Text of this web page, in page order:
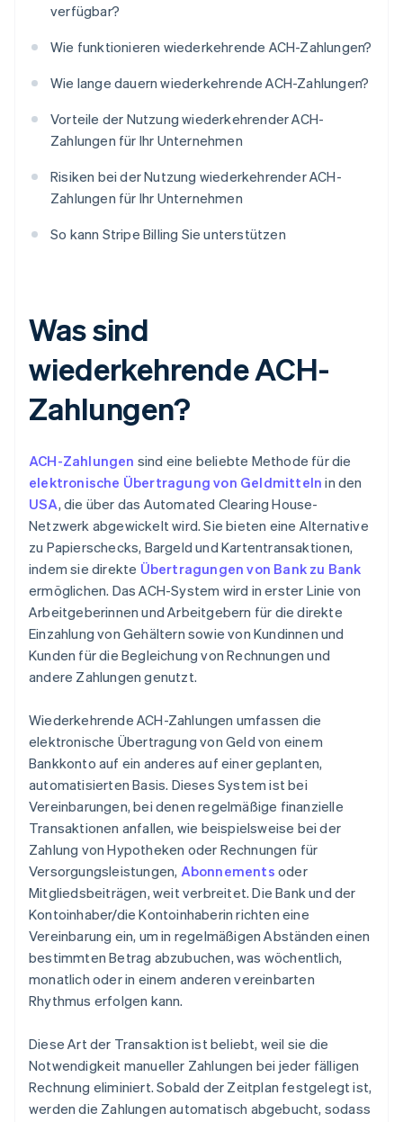
verfügbar?
Wie funktionieren wiederkehrende ACH-Zahlungen?
Wie lange dauern wiederkehrende ACH-Zahlungen?
Vorteile der Nutzung wiederkehrender ACH-
Zahlungen für Ihr Unternehmen
Risiken bei der Nutzung wiederkehrender ACH-
Zahlungen für Ihr Unternehmen
So kann Stripe Billing Sie unterstützen
Was sind
wiederkehrende ACH-
Zahlungen?
ACH-Zahlungen sind eine beliebte Methode für die
elektronische Übertragung von Geldmitteln in den
USA, die über das Automated Clearing House-
Netzwerk abgewickelt wird. Sie bieten eine Alternative
zu Papierschecks, Bargeld und Kartentransaktionen,
indem sie direkte Übertragungen von Bank zu Bank
ermöglichen. Das ACH-System wird in erster Linie von
Arbeitgeberinnen und Arbeitgebern für die direkte
Einzahlung von Gehältern sowie von Kundinnen und
Kunden für die Begleichung von Rechnungen und
andere Zahlungen genutzt.
Wiederkehrende ACH-Zahlungen umfassen die
elektronische Übertragung von Geld von einem
Bankkonto auf ein anderes auf einer geplanten,
automatisierten Basis. Dieses System ist bei
Vereinbarungen, bei denen regelmäßige finanzielle
Transaktionen anfallen, wie beispielsweise bei der
Zahlung von Hypotheken oder Rechnungen für
Versorgungsleistungen, Abonnements oder
Mitgliedsbeiträgen, weit verbreitet. Die Bank und der
Kontoinhaber/die Kontoinhaberin richten eine
Vereinbarung ein, um in regelmäßigen Abständen einen
bestimmten Betrag abzubuchen, was wöchentlich,
monatlich oder in einem anderen vereinbarten
Rhythmus erfolgen kann.
Diese Art der Transaktion ist beliebt, weil sie die
Notwendigkeit manueller Zahlungen bei jeder fälligen
Rechnung eliminiert. Sobald der Zeitplan festgelegt ist,
werden die Zahlungen automatisch abgebucht, sodass